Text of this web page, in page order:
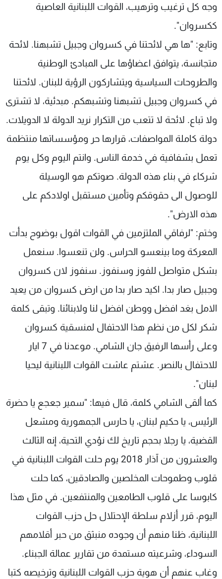
وجه كل ترغيب وترهيب، القوات اللبنانية العاصية
ككسروان".
وتابع: "ها هي لائحتنا في كسروان وجبيل تشبهنا. لائحة
متجانسة، يتوافق اعضاؤها على المبادئ الوطنية
والطروحات السياسية ويتشاركون الرؤية للبنان. لائحتنا
في كسروان وجبيل تشبهنا وتشبهكم. مبدئية، لا تشترى
ولا تباع. لائحة لا تتعب من التكرار نريد الدولة لا الدويلات.
دولة كاملة المواصفات، قرارها حر ومؤسساتها منتظمة
تعمل بشفافية في خدمة الناس. وانتم اليوم وكل يوم
شركاء في بناء هذه الدولة. صوتكم هو الوسيلة
للوصول الى حقوقكم وتأمين مستقبل اولادكم على
هذه الارض".
وختم: "لرفاقي الملتزمين في القوات اقول بوضوح بدأت
المعركة وما بينعسو الحراس. ولن تنعسوا. سنعمل
بشكل متواصل للفوز وسنفوز. سنفوز لان كسروان
وجبيل صار بدا. اكيد صار بدا من ارض كسروان من يعيد
الامل بغد افضل ووطن افضل لنا ولابنائنا. وتبقى كلمة
شكر لكل من نظم هذا الاحتفال لمنسقية كسروان
وعلى رأسها الرفيق جان الشامي. موعدنا في 7 ايار
للاحتفال بالنصر. عشتم عاشت القوات اللبنانية ليحيا
لبنان".
كما ألقى الشامي كلمة، قال فيها: "سمير جعجع يا حضرة
الرئيس، يا حكيم لبنان، يا حارس الجمهورية ومشعل
القضية، يا رجلا بحجم تاريخ لك نؤدي التحية، إنه الثالث
والعشرون من آذار 2018 يوم حلت القوات اللبنانية في
قلوب وطموحات المخلصين والصادقين، كما حلت
كابوسا على قلوب الطامعين والمنتفعين. في مثل هذا
اليوم، قرر أزلام سلطة الإحتلال حل حزب القوات
اللبنانية، ظنا منهم أن وجوده منبثق من حبر أقلامهم
السوداء، وشرعيته مستمدة من تقارير عمالة الجبناء.
وغاب عنهم أن هوية حزب القوات اللبنانية وترخيصه كتبا